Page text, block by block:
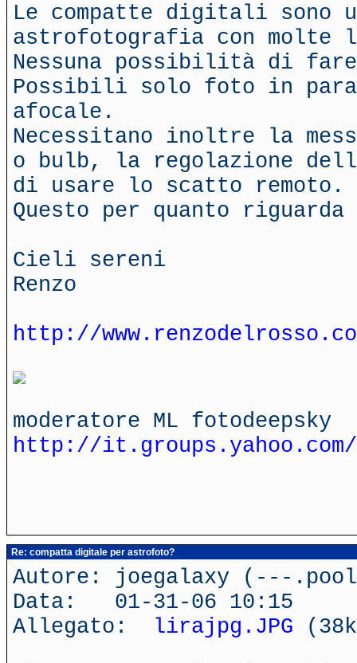
Le compatte digitali
astrofotografia con molte
Nessuna possibilità di
Possibili solo foto in
afocale.
Necessitano inoltre la
o bulb, la regolazione
di usare lo scatto remoto.
Questo per quanto
Cieli sereni
Renzo
http://
moderatore ML fotodeepsky
http://it.groups.yahoo.com/
Re: compatta digitale per astrofoto?
Autore: joegalaxy (---
Data: 01-31-06 10:15
Allegato: lirajpg.JPG